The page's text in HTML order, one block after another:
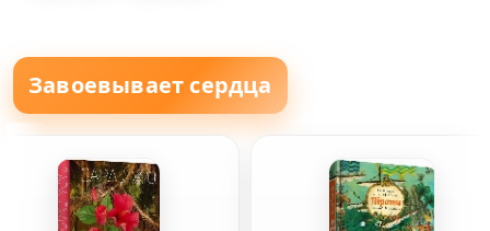
Завоевывает сердца